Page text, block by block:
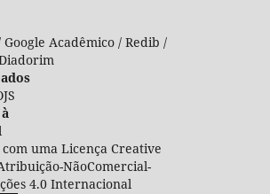
Google Acadêmico / Redib /
uma Licença Creative
NãoComercial-
4.0 Internacional